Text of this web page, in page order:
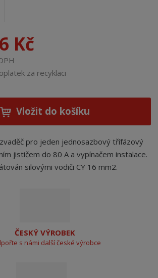
Kč
za recyklaci
Vložit do košíku
pro jeden jednosazbový třífázový
jističem do 80 A a vypínačem instalace.
silovými vodiči CY 16 mm2.
ČESKÝ VÝROBEK
s námi další české výrobce